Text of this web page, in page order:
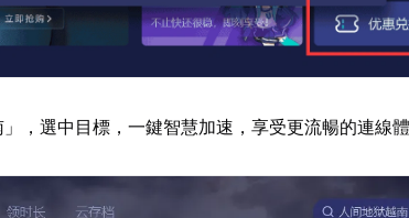
，選中目標，一鍵智慧加速，享受更流暢的連線